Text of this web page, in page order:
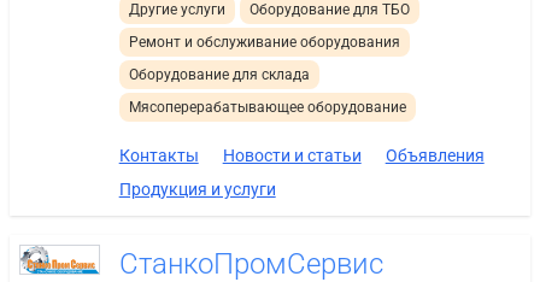
Другие услуги
Оборудование для ТБО
Ремонт и обслуживание оборудования
Оборудование для склада
Мясоперерабатывающее оборудование
Контакты Новости и статьи
Объявления
Продукция и услуги
СтанкоПромСервис